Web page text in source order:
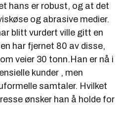
hans er robust, og at det
og abrasive medier.
blitt vurdert ville gitt en
har fjernet 80 av disse,
veier 30 tonn.Han er nå i
kunder , men
samtaler. Hvilket
ønsker han å holde for